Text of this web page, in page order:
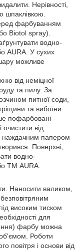
Нерівності,
шпаклівкою.
фарбуванням
Biotol spray).
водно-
AURA. У сухих
можливе
від неміцної
та пилу. За
питної соди,
та вибоїни
пофарбовані
від
наждачним папером
Поверхні,
водно-
ТМ AURA.
Наносити валиком,
високим тиском
для
фарбу можна
Роботи
повітря і основи від